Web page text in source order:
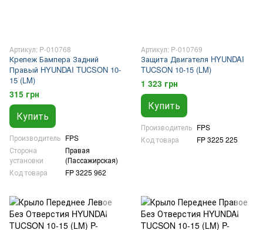
Артикул: P-010768
Крепеж Бампера Задний
Правый HYUNDAI TUCSON 10-
15 (LM)
315 грн
Купить
Производитель FPS
Сторона
установки
Правая
(Пассажирская)
Код товара
FP 3225 962
Артикул: P-010769
Защита Двигателя HYUNDAI
TUCSON 10-15 (LM)
1 323 грн
Купить
Производитель FPS
Код товара
FP 3225 225